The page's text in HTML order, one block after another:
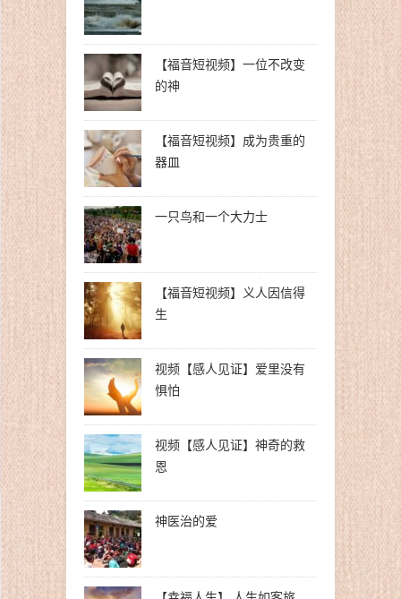
【福音短视频】一位不改变
的神
【福音短视频】成为贵重的
器皿
一只鸟和一个大力士
【福音短视频】义人因信得
生
视频【感人见证】爱里没有
惧怕
视频【感人见证】神奇的救
恩
神医治的爱